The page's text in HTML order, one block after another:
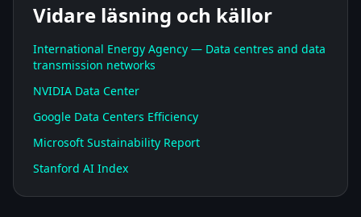
Vidare läsning och källor
International Energy Agency — Data centres and data
transmission networks
NVIDIA Data Center
Google Data Centers Efficiency
Microsoft Sustainability Report
Stanford AI Index